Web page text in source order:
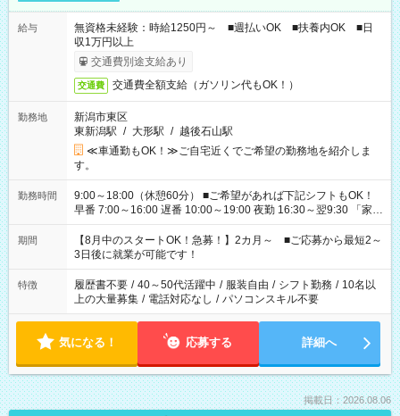
給与
無資格未経験：時給1250円～ ■週払いOK ■扶養内OK ■日
収1万円以上
交通費別途支給あり
交通費 交通費全額支給（ガソリン代もOK！）
勤務地
新潟市東区
東新潟駅 / 大形駅 / 越後石山駅
≪車通勤もOK！≫ご自宅近くでご希望の勤務地を紹介しま
す。
勤務時間
9:00～18:00（休憩60分） ■ご希望があれば下記シフトもOK！
早番 7:00～16:00 遅番 10:00～19:00 夜勤 16:30～翌9:30 「家族
と休みを合わせたい」 「余裕を持って夕飯の準備がしたい」
「できれば残業はしたくない」 など、ご希望を教えてください
ね。 ※Wワーク希望の方へ 今ご覧のお仕事で希望する勤務時間
と、もう1つのお仕事の勤務時間。 合計で週40時間を超える場
合は応募できません。
期間
【8月中のスタートOK！急募！】2カ月～ ■ご応募から最短2～
3日後に就業が可能です！
特徴 履歴書不要 / 40～50代活躍中 / 服装自由 / シフト勤務 / 10名以
上の大量募集 / 電話対応なし / パソコンスキル不要
気になる！ 応募する 詳細へ
掲載日：2026.08.06